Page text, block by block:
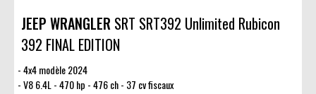
JEEP WRANGLER SRT SRT392 Unlimited Rubicon
392 FINAL EDITION
4x4 modèle 2024
V8 6.4L - 470 hp - 476 ch - 37 cv fiscaux